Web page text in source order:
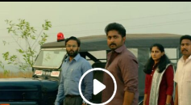
നായകനായി എത്തുന്ന
“പാർട്നെർസ്” പ്രേക്ഷക
നേടിയ ടീസർ കാണാം..